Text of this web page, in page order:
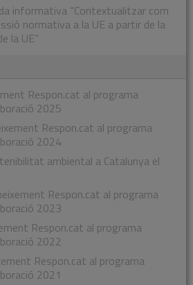
informativa “Contextualitzar com
normativa a la UE a partir de la
la UE”
Respon.cat al programa
2025
Respon.cat al programa
2024
ambiental a Catalunya el
Respon.cat al programa
2023
Respon.cat al programa
2022
Respon.cat al programa
2021